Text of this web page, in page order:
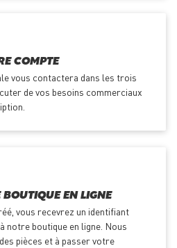
COMPTE
vous contactera dans les trois
de vos besoins commerciaux
EN LIGNE
vous recevrez un identifiant
notre boutique en ligne. Nous
pièces et à passer votre